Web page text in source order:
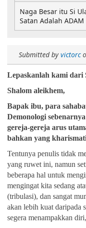
Submitted by victorc
Lepaskanlah kami dari
Shalom aleikhem,
Bapak ibu, para
Demonologi
gereja-gereja arus
bahkan yang
Tentunya penulis tidak
yang ruwet ini, namun
beberapa hal untuk
mengingat kita sedang
(tribulasi), dan sangat
akan lebih kuat daripada
segera menampakkan
Naga Besar itu Si
Satan Adalah ADAM